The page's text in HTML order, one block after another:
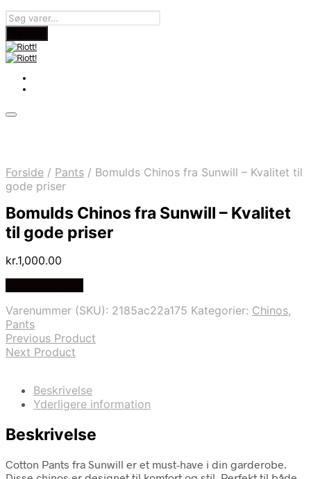
Forside / Pants / Bomulds Chinos fra Sunwill – Kvalitet til
gode priser
Bomulds Chinos fra Sunwill – Kvalitet
til gode priser
kr.1,000.00
Varenummer (SKU): 2185ac22a175 Kategorier: Chinos,
Pants
Previous Product
Next Product
Beskrivelse
Yderligere information
Beskrivelse
Cotton Pants fra Sunwill er et must-have i din garderobe.